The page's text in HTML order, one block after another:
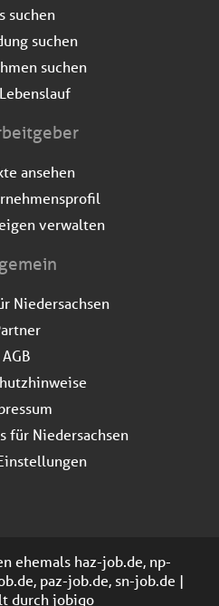
suchen
suchen
suchen
ansehen
verwalten
Niedersachsen
AGB
für Niedersachsen
ehemals haz-job.de, np-
paz-job.de, sn-job.de |
durchjobiqo